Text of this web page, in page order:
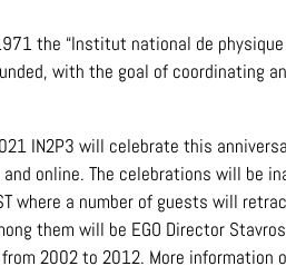
the “Institut national de
with the goal of coordinating
IN2P3 will celebrate this
online. The celebrations will be
where a number of guests will
them will be EGO Director
2002 to 2012. More information